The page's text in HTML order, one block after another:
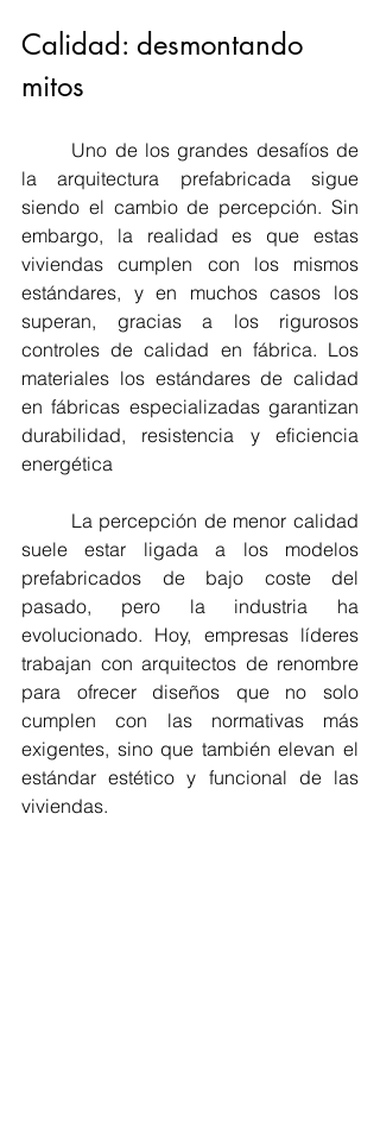
Calidad: desmontando
mitos
la arquitectura prefabricada sigue
siendo el cambio de percepción. Sin
embargo, la realidad es que estas
viviendas cumplen con los mismos
estándares, y en muchos casos los
superan, gracias a los rigurosos
controles de calidad en fábrica. Los
materiales los estándares de calidad
en fábricas especializadas garantizan
durabilidad, resistencia y eficiencia
energética
suele estar ligada a los modelos
prefabricados de bajo coste del
pasado, pero la industria ha
evolucionado. Hoy, empresas líderes
trabajan con arquitectos de renombre
para ofrecer diseños que no solo
cumplen con las normativas más
exigentes, sino que también elevan el
estándar estético y funcional de las
viviendas.